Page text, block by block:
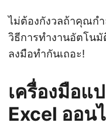
ไม่ต้องกังวลถ้าคุณกำ
วิธีการทำงานอัตโน
ลงมือทำกันเถอะ!
เครื่องมือแ
Excel ออน